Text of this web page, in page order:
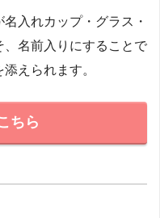
入れカップ・グラス・
名前入りにすることで
えられます。
ちら